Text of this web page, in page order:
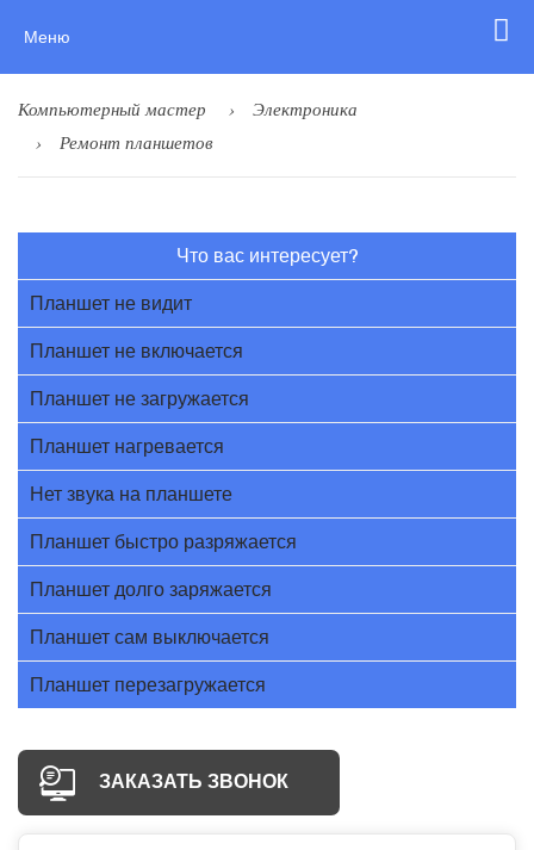
Меню
Компьютерный мастер
Электроника
Ремонт планшетов
Что вас интересует?
Планшет не видит
Планшет не включается
Планшет не загружается
Планшет нагревается
Нет звука на планшете
Планшет быстро разряжается
Планшет долго заряжается
Планшет сам выключается
Планшет перезагружается
ЗАКАЗАТЬ ЗВОНОК